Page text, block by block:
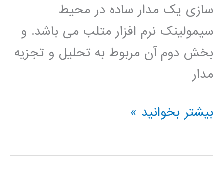
سازی یک مدار ساده در محیط
سیمولینک نرم افزار متلب می باشد. و
بخش دوم آن مربوط به تحلیل و تجزیه
مدار
آموزش
سیمولینک
بیشتر بخوانید »